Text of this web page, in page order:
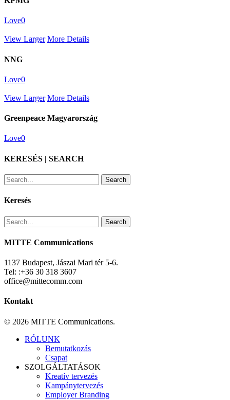
Love0
View Larger More Details
NNG
Love0
View Larger More Details
Greenpeace Magyarország
Love0
KERESÉS | SEARCH
Search
Keresés
Search
MITTE Communications
1137 Budapest, Jászai Mari tér 5-6.
Tel: :+36 30 318 3607
office@mittecomm.com
Kontakt
© 2026 MITTE Communications.
Close
RÓLUNK
Bemutatkozás
Csapat
SZOLGÁLTATÁSOK
Kreatív tervezés
Kampánytervezés
Employer Branding